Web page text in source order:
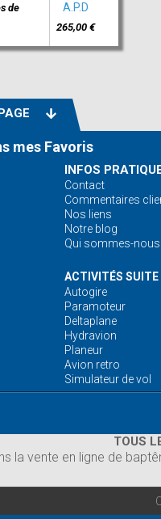
de
A.P.D
265,00 €
mes Favoris
INFOS
Contact
Commentaires
Nos liens
Notre blog
Qui sommes-nous
ACTIVITÉS SUITE
Autogire
Paramoteur
Deltaplane
Hydravion
Planeur
Avion retro
Simulateur de vol
TOUS
la vente en ligne de